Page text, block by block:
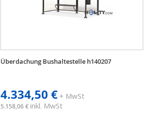
Überdachung Bushaltestelle h140207
4.334,50 €+ MwSt
5.158,06 € inkl. MwSt